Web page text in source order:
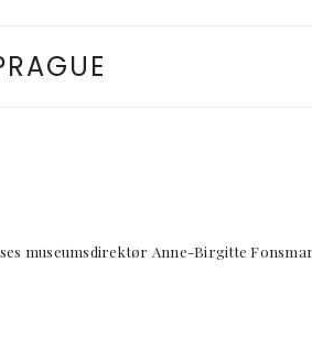
museumsdirektør Anne-Birgitte